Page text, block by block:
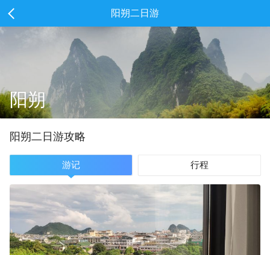
阳朔二日游
阳朔
阳朔二 日游攻略
游记 行程